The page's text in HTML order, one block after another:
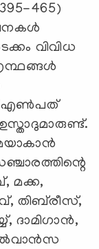
465)
വിവിധ
എണ്‍പത്
മക്ക,
തിബ്‍രീസ്,
ദാമിഗാൻ,